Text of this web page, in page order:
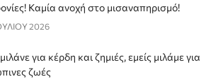
Καμία ανοχή στο μισαναπηρισμό!
2026
για κέρδη και ζημιές, εμείς μιλάμε για
ζωές